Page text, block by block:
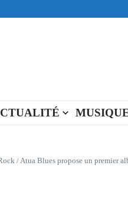
transforme la douleur en hymne
/Atua Blues propose un premier